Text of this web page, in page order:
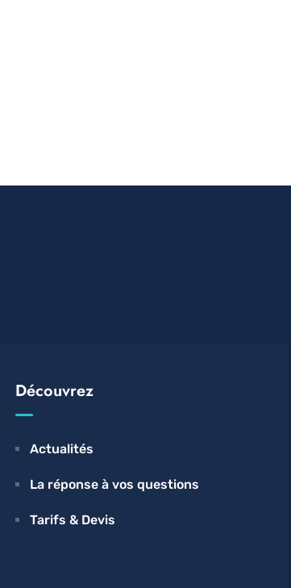
Découvrez
Actualités
La réponse à vos questions
Tarifs & Devis